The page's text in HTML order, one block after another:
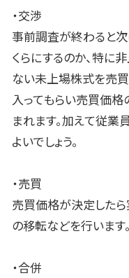
・交渉
事前調査が終わると
くらにするのか、特に
ない未上場株式を売買
入ってもらい売買価格
まれます。加えて従業
よいでしょう。
・売買
売買価格が決定した
の移転などを行います。
・合併